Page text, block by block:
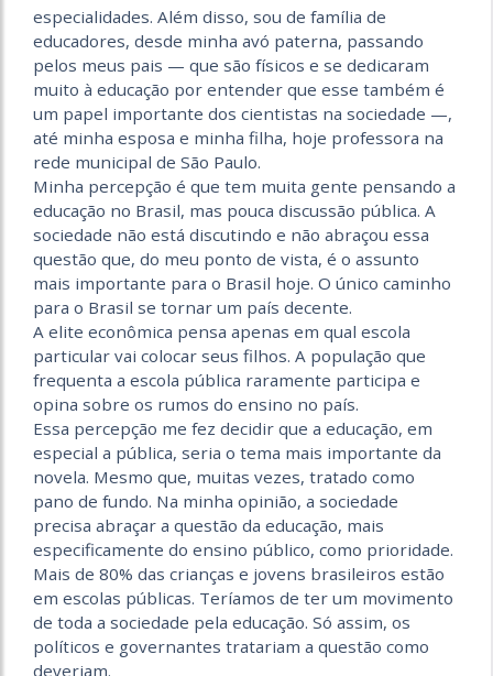
especialidades. Além disso, sou de família de
educadores, desde minha avó paterna, passando
pelos meus pais — que são físicos e se dedicaram
muito à educação por entender que esse também é
um papel importante dos cientistas na sociedade —,
até minha esposa e minha filha, hoje professora na
rede municipal de São Paulo.
Minha percepção é que tem muita gente pensando a
educação no Brasil, mas pouca discussão pública. A
sociedade não está discutindo e não abraçou essa
questão que, do meu ponto de vista, é o assunto
mais importante para o Brasil hoje. O único caminho
para o Brasil se tornar um país decente.
A elite econômica pensa apenas em qual escola
particular vai colocar seus filhos. A população que
frequenta a escola pública raramente participa e
opina sobre os rumos do ensino no país.
Essa percepção me fez decidir que a educação, em
especial a pública, seria o tema mais importante da
novela. Mesmo que, muitas vezes, tratado como
pano de fundo. Na minha opinião, a sociedade
precisa abraçar a questão da educação, mais
especificamente do ensino público, como prioridade.
Mais de 80% das crianças e jovens brasileiros estão
em escolas públicas. Teríamos de ter um movimento
de toda a sociedade pela educação. Só assim, os
políticos e governantes tratariam a questão como
deveriam.